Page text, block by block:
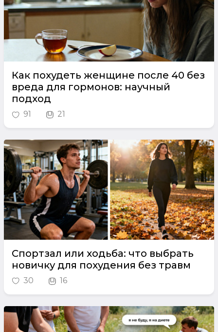
Как похудеть женщине после 40 без
вреда для гормонов: научный
подход
91 21
Спортзал или ходьба: что выбрать
новичку для похудения без травм
30 16